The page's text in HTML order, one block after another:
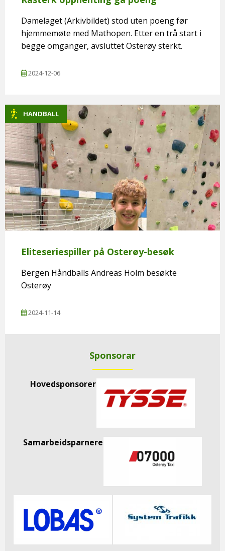
Damelaget (Arkivbildet) stod uten poeng før
hjemmemøte med Mathopen. Etter en trå start i
begge omganger, avsluttet Osterøy sterkt.
2024-12-06
HANDBALL
Eliteseriespiller på Osterøy-besøk
Bergen Håndballs Andreas Holm besøkte
Osterøy
2024-11-14
Sponsorar
Hovedsponsorer
Samarbeidsparnere